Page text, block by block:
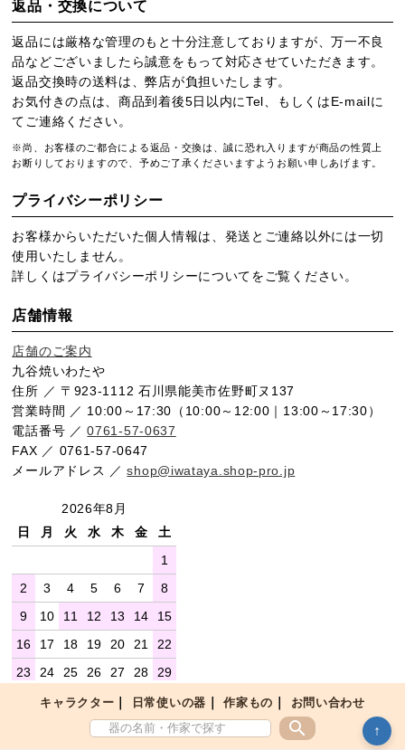
キャラクター 日常使いの器 ｜作家もの お問い合わせ
search
返品・交換について
返品には厳格な管理のもと十分注意しておりますが、万一不良
品などございましたら誠意をもって対応させていただきます。
返品交換時の送料は、弊店が負担いたします。
お気付きの点は、商品到着後5日以内にTel、もしくはE-mailに
てご連絡ください。
※尚、お客様のご都合による返品・交換は、誠に恐れ入りますが商品の性質上
お断りしておりますので、予めご了承くださいますようお願い申しあげます。
プライバシーポリシー
お客様からいただいた個人情報は、発送とご連絡以外には一切
使用いたしません。
詳しくはプライバシーポリシーについてをご覧ください。
店舗情報
店舗のご案内
九谷焼いわたや
住所 ／ 〒923-1112 石川県能美市佐野町ヌ137
営業時間 ／ 10:00～17:30（10:00～12:00｜13:00～17:30）
電話番号 ／0761-57-0637
FAX ／ 0761-57-0647
メールアドレス ／shop@iwataya.shop-pro.jp
2026年8月
日
月 火 水 木 金
土
1
2
3 4 5 6 7
8
9
10 11 12 13 14
15
16
17 18 19 20 21
22
23
24 25 26 27 28
29
31
※お品物は営業日に出荷いたします。 ↑